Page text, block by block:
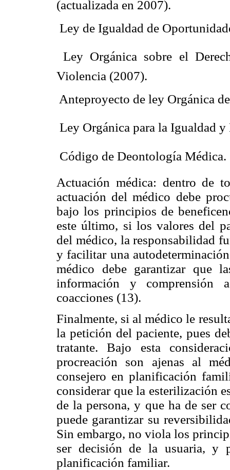
(actualizada en 2007).
 Ley de Igualdad de
 Ley Orgánica sobre el
Violencia (2007).
 Anteproyecto de ley Orgánica
 Ley Orgánica para la Igualdad
 Código de Deontología Médica.
Actuación médica: dentro de
actuación del médico debe
bajo los principios de
este último, si los valores del
del médico, la responsabilidad
y facilitar una
médico debe garantizar que
información y comprensión
coacciones (13).
Finalmente, si al médico le
la petición del paciente, pues
tratante. Bajo esta
procreación son ajenas al
consejero en planificación
considerar que la esterilización
de la persona, y que ha de ser
puede garantizar su
Sin embargo, no viola los
ser decisión de la usuaria, y
planificación familiar.